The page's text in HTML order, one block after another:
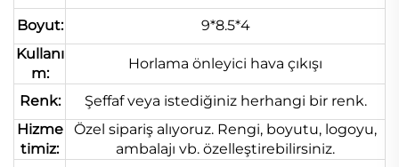
Boyut:
9*8.5*4
Kullanı
m:
Horlama önleyici hava çıkışı
Renk:
Şeffaf veya istediğiniz herhangi bir renk.
Hizme
timiz:
Özel sipariş alıyoruz. Rengi, boyutu, logoyu,
ambalajı vb. özelleştirebilirsiniz.